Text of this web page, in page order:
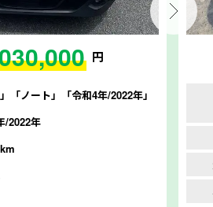
円
」「ノート」「令和4年/2022年」
/2022年